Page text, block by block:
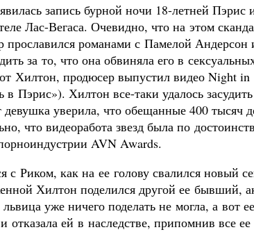
запись бурной ночи 18-летней Пэрис
Лас-Вегаса. Очевидно, что на этом
прославился романами с Памелой
за то, что она обвиняла его в
Хилтон, продюсер выпустил видео Night
Пэрис»). Хилтон все-таки удалось
девушка уверила, что обещанные 400 тысяч
что видеоработа звезд была по
AVN Awards.
с Риком, как на ее голову свалился новый
Хилтон поделился другой ее бывший,
уже ничего поделать не могла, а вот
ей в наследстве, припомнив все